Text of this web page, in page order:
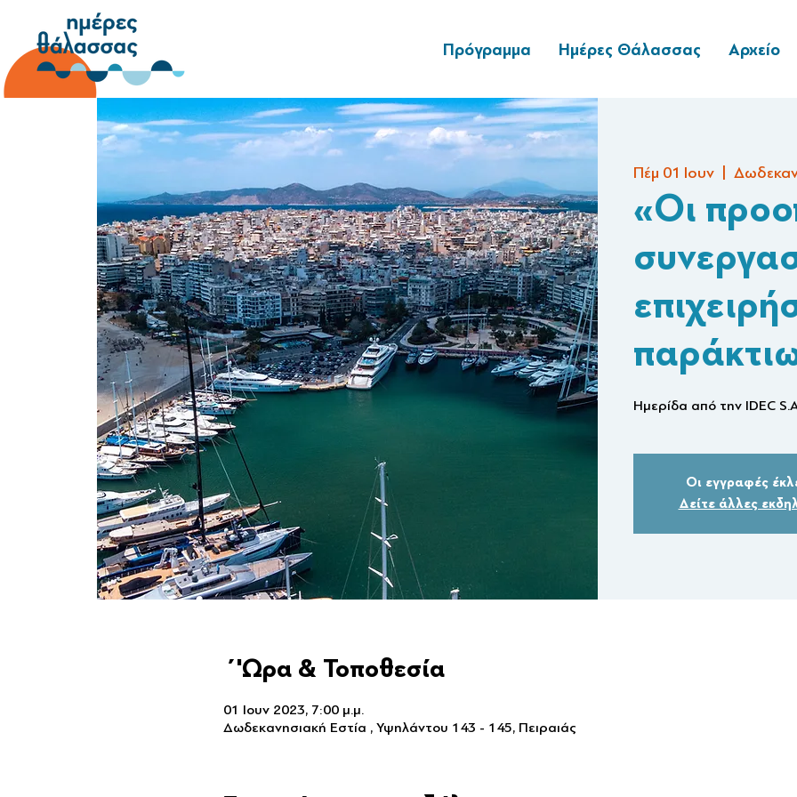
Πρόγραμμα Ημέρες Θάλασσας Αρχείο
Πέμ 01 Ιουν
«Οι
Ημερίδα από την IDEC
Οι εγγραφές
Δείτε άλλες
΄'Ωρα & Τοποθεσία
01 Ιουν 2023, 7:00 μ.μ.
Δωδεκανησιακή Εστία , Υψηλάντου 143 - 145, Πειραιάς